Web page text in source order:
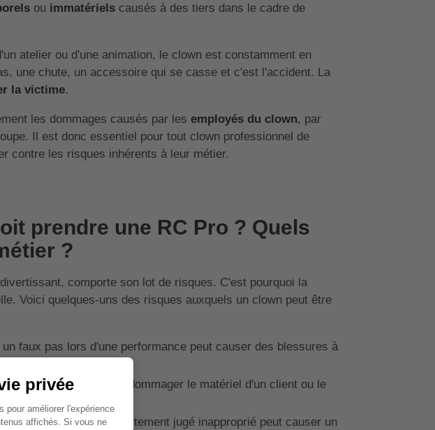
ou immatérielscausés à des tiers dans le cadre de
atelier ou d'une animation, le clown est constamment en
une chute, un accessoire qui se casse et c'est l'accident. La
la victime.
les dommages causés par les employés du clown, par
Il est donc essentiel pour tout clown professionnel de
contre les risques inhérents à leur métier.
prendre une RC Pro ? Quels
?
comporte son lot de risques. C'est pourquoi la
Voici quelques-uns des risques auxquels un clown peut être
un faux pas lors d'une performance peut causer des blessures à
peut se briser et endommager le matériel d'un client ou le
ou un comportement jugé inapproprié peut causer un